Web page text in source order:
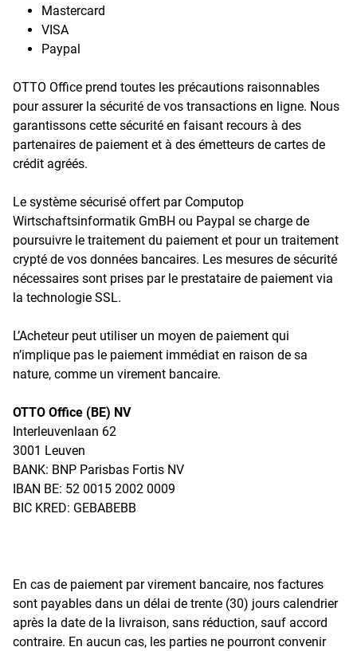
Mastercard
VISA
Paypal
OTTO Office prend toutes les précautions raisonnables
pour assurer la sécurité de vos transactions en ligne. Nous
garantissons cette sécurité en faisant recours à des
partenaires de paiement et à des émetteurs de cartes de
crédit agréés.
Le système sécurisé offert par Computop
Wirtschaftsinformatik GmBH ou Paypal se charge de
poursuivre le traitement du paiement et pour un traitement
crypté de vos données bancaires. Les mesures de sécurité
nécessaires sont prises par le prestataire de paiement via
la technologie SSL.
L’Acheteur peut utiliser un moyen de paiement qui
n’implique pas le paiement immédiat en raison de sa
nature, comme un virement bancaire.
OTTO Office (BE) NV
Interleuvenlaan 62
3001 Leuven
BANK: BNP Parisbas Fortis NV
IBAN BE: 52 0015 2002 0009
BIC KRED: GEBABEBB
En cas de paiement par virement bancaire, nos factures
sont payables dans un délai de trente (30) jours calendrier
après la date de la livraison, sans réduction, sauf accord
contraire. En aucun cas, les parties ne pourront convenir